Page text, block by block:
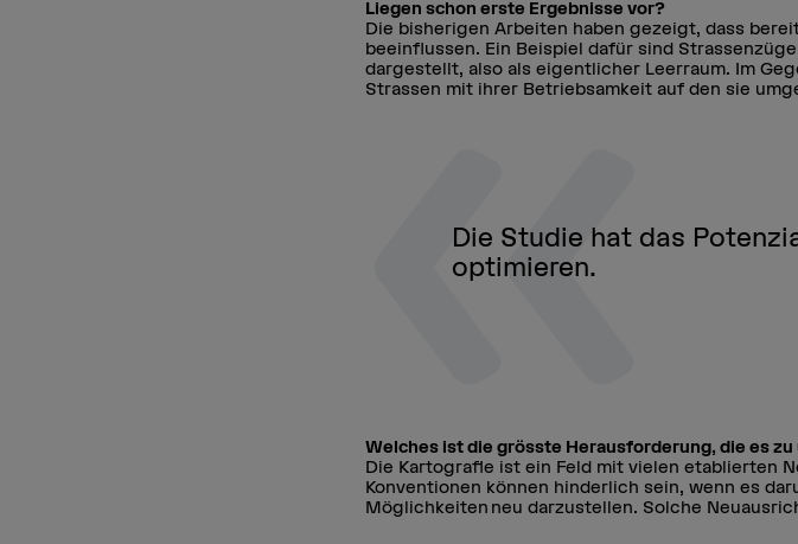
Liegen schon erste Ergebnisse vor?
Die bisherigen Arbeiten haben gezeigt, dass
beeinflussen. Ein Beispiel dafür sind
dargestellt, also als eigentlicher Leerraum. Im
Strassen mit ihrer Betriebsamkeit auf den sie
Die Studie hat das
optimieren.
Welches ist die grösste Herausforderung, die es
Die Kartografie ist ein Feld mit vielen etablierten
Konventionen können hinderlich sein, wenn es
Möglichkeiten neu darzustellen. Solche